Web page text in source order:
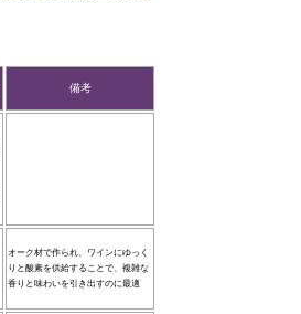
備考
オーク材で作られ、ワインにゆっく
りと酸素を供給することで、複雑な
香りと味わいを引き出すのに最適